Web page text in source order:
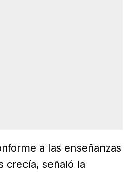
a las enseñanzas
crecía, señaló la